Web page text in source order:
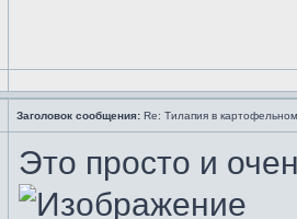
Заголовок сообщения: Re: Тилапия в
Это просто и